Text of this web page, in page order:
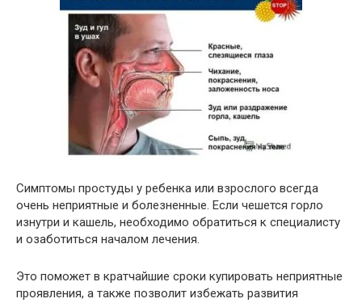
Симптомы простуды у ребенка или взрослого всегда
очень неприятные и болезненные. Если чешется горло
изнутри и кашель, необходимо обратиться к специалисту
и озаботиться началом лечения.
Это поможет в кратчайшие сроки купировать неприятные
проявления, а также позволит избежать развития